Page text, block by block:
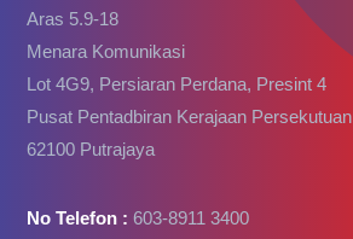
Aras 5.9-18
Menara Komunikasi
Lot 4G9, Persiaran Perdana, Presint 4
Pusat Pentadbiran Kerajaan Persekutuan
62100 Putrajaya
No Telefon : 603-8911 3400